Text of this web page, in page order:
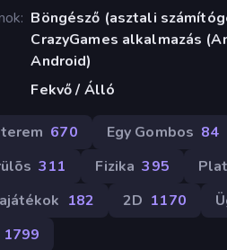
Böngésző (asztali
CrazyGames alkalmazás
Android)
Fekvő / Álló
670 Egy Gombos 84
311 Fizika 395
182 2D 1170
1799